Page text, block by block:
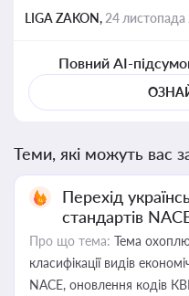
LIGA ZAKON, 24 листопада
Повний AI-
Теми, які можуть вас
Перехід
стандартів
Про що тема: Тема
класифікації видів
NACE, оновлення кодів